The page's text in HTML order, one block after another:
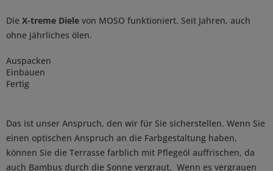
Die X-treme Diele von MOSO funktioniert. Seit Jahren, auch
ohne jährliches ölen.
Auspacken
Einbauen
Fertig
Das ist unser Anspruch, den wir für Sie sicherstellen. Wenn Sie
einen optischen Anspruch an die Farbgestaltung haben,
können Sie die Terrasse farblich mit Pflegeöl auffrischen, da
auch Bambus durch die Sonne vergraut. Wenn es vergrauen